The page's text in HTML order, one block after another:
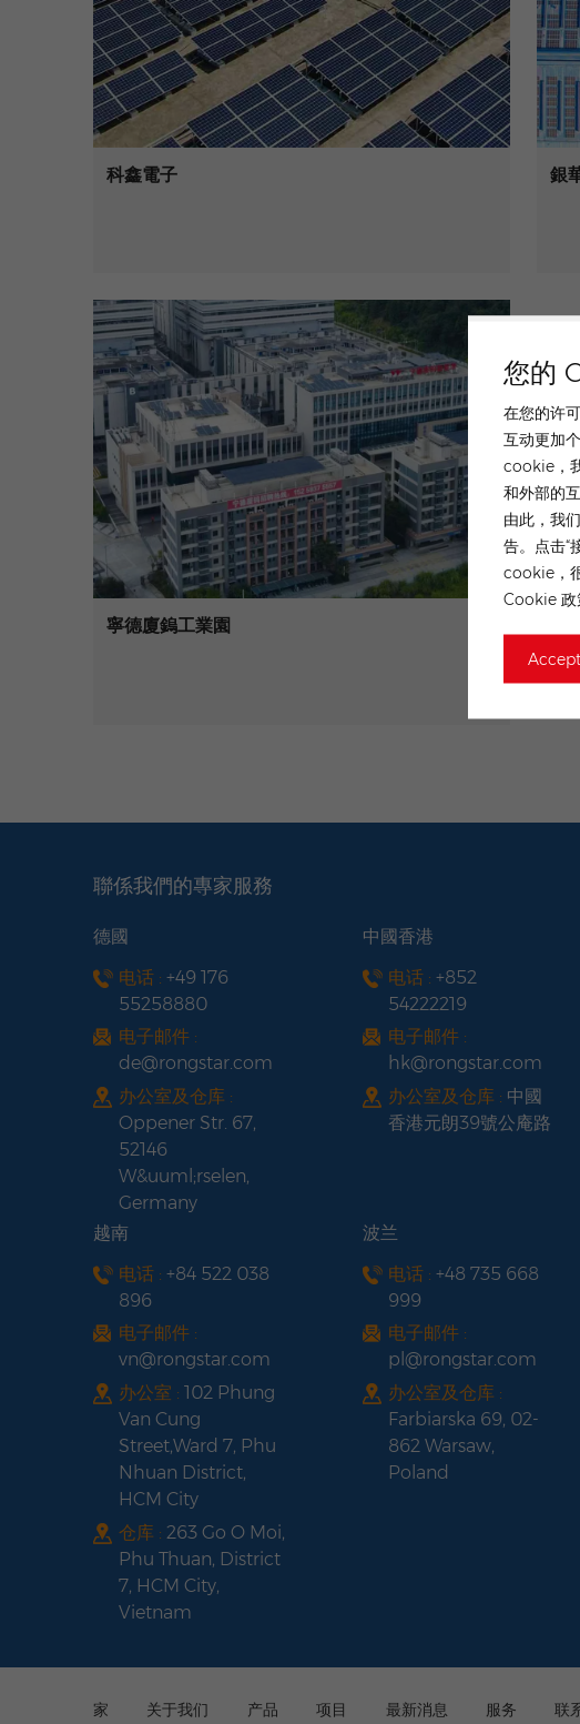
您的
在您的许
互动更加
cookie，
和外部的
由此，我
告。点击“
cookie，
Cookie 政
科鑫電子 銀
寧德廈鎢工業園
聯係我們的專家服務
德國
电话 : +49 176
55258880
电子邮件 :
de@rongstar.com
办公室及仓库 :
Oppener Str. 67,
52146
W&uuml;rselen,
Germany
中國香港
电话 :+852
54222219
电子邮件 :
hk@rongstar.com
办公室及仓库 : 中國
香港元朗39號公庵路
越南
电话 : +84 522 038
896
电子邮件 :
vn@rongstar.com
办公室 : 102 Phung
Van Cung
Street,Ward 7, Phu
Nhuan District,
HCM City
仓库 : 263 Go O Moi,
Phu Thuan, District
7, HCM City,
Vietnam
波兰
电话 :+48 735 668
999
电子邮件 :
pl@rongstar.com
办公室及仓库 :
Farbiarska 69, 02-
862 Warsaw,
Poland
家 关于我们 产品 项目 最新消息 服务 联